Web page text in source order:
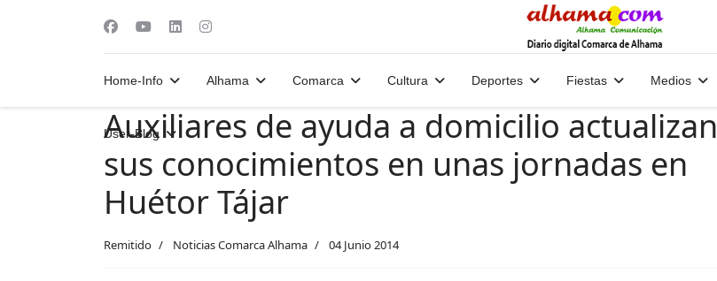
Home-Info Alhama Comarca Cultura Deportes Fiestas Medios
User-Blog
Auxiliares de ayuda a domicilio actualizan
sus conocimientos en unas jornadas en
Huétor Tájar
Remitido Noticias Comarca Alhama 04 Junio 2014